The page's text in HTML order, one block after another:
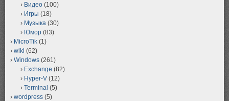
Видео (100)
Игры (18)
Музыка (30)
Юмор (83)
MicroTik (1)
wiki (62)
Windows (261)
Exchange (82)
Hyper-V (12)
Terminal (5)
wordpress (5)